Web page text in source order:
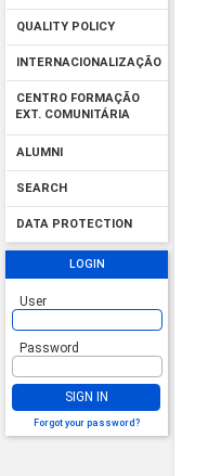
QUALITY POLICY
INTERNACIONALIZAÇÃO
CENTRO FORMAÇÃO
EXT. COMUNITÁRIA
ALUMNI
SEARCH
DATA PROTECTION
LOGIN
User
Password
SIGN IN
Forgot your password?